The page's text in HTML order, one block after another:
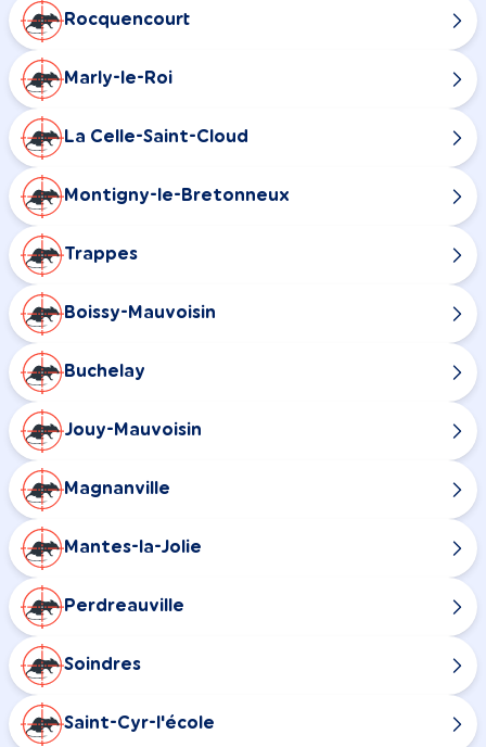
Rocquencourt
Marly-le-Roi
La Celle-Saint-Cloud
Montigny-le-Bretonneux
Trappes
Boissy-Mauvoisin
Buchelay
Jouy-Mauvoisin
Magnanville
Mantes-la-Jolie
Perdreauville
Soindres
Saint-Cyr-l'école